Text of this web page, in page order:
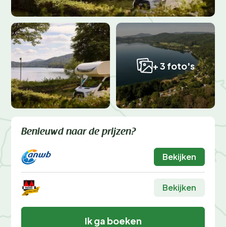
+ 3 foto's
Benieuwd naar de prijzen?
Bekijken
Bekijken
Ik ga boeken